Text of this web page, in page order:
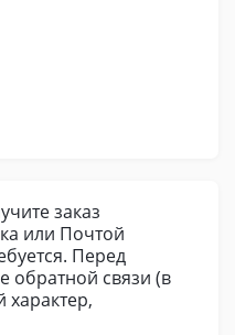
заказ
или Почтой
Перед
обратной связи (в
характер,